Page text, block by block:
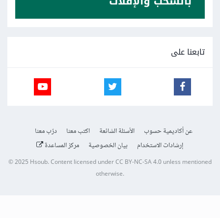
تابعنا على
عن أكاديمية حسوب الأسئلة الشائعة اكتب معنا
درّب معنا
إرشادات الاستخدام
بيان الخصوصية مركز المساعدة
© 2025 Hsoub.Content licensed underCC BY-NC-SA 4.0unless mentioned
otherwise.